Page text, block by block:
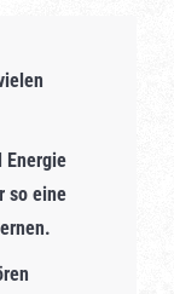
Energie
so eine